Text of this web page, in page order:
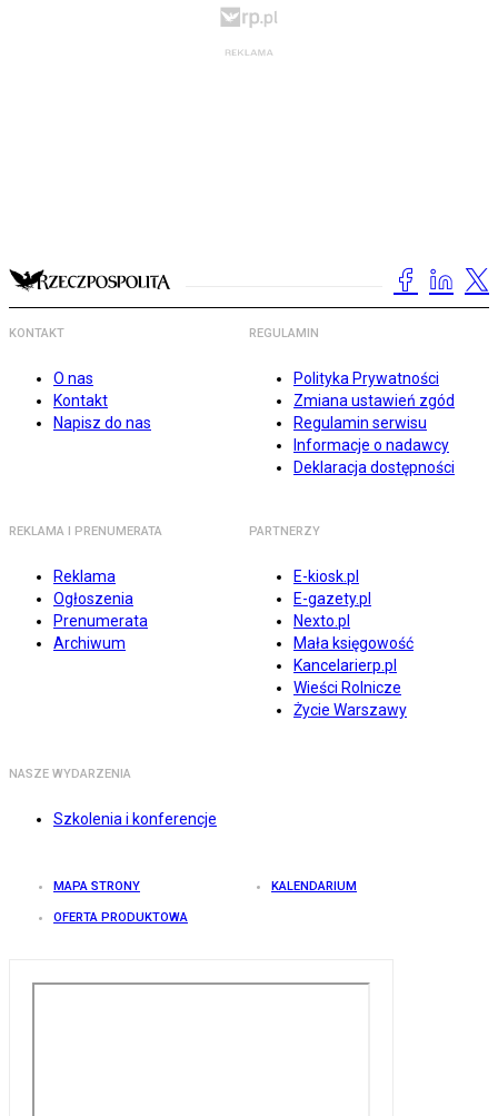
KONTAKT
O nas
Kontakt
Napisz do nas
REGULAMIN
Polityka Prywatności
Zmiana ustawień zgód
Regulamin serwisu
Informacje o nadawcy
Deklaracja dostępności
REKLAMA I PRENUMERATA
Reklama
Ogłoszenia
Prenumerata
Archiwum
PARTNERZY
E-kiosk.pl
E-gazety.pl
Nexto.pl
Mała księgowość
Kancelarierp.pl
Wieści Rolnicze
Życie Warszawy
NASZE WYDARZENIA
Szkolenia i konferencje
MAPA STRONY KALENDARIUM
OFERTA PRODUKTOWA